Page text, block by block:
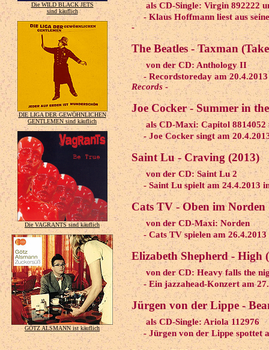
Die WILD BLACK JETS
sind käuflich
DIE LIGA DER GEWÖHNLICHEN
GENTLEMEN sind käuflich
Die VAGRANTS sind käuflich
GÖTZ ALSMANN ist käuflich
als CD-Single: Virgin 892222
- Klaus Hoffmann liest aus
-
The Beatles - Taxman
von der CD: Anthology II
- Recordstoreday am
Records-
Joe Cocker - Summer in
als CD-Maxi: Capitol 8814052
- Joe Cocker singt am
Saint Lu - Craving (2013)
von der CD: Saint Lu 2
- Saint Lu spielt am 24.4.2013
Cats TV - Oben im Norden
von der CD-Maxi: Norden
- Cats TV spielen am
Elizabeth Shepherd - High
von der CD: Heavy falls the
- Ein jazzahead-Konzert am
Jürgen von der Lippe -
als CD-Single: Ariola 112976
- Jürgen von der Lippe spottet